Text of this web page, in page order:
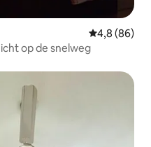
Gemiddelde
4,8 (86)
op de snelweg